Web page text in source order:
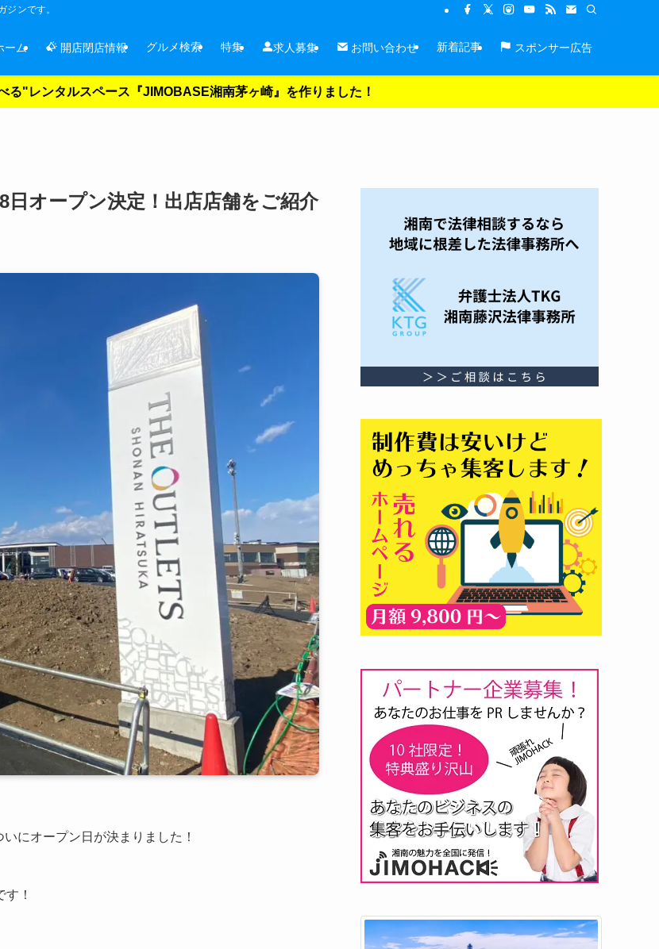
ンです。
ーム 開店閉店情報 グルメ検索 特集 求人募集 お問い合わせ 新着記事 スポンサー広告
る"レンタルスペース『JIMOBASE湘南茅ヶ崎』を作りました！
オープン決定！出店店舗をご紹介
にオープン日が決まりました！
！